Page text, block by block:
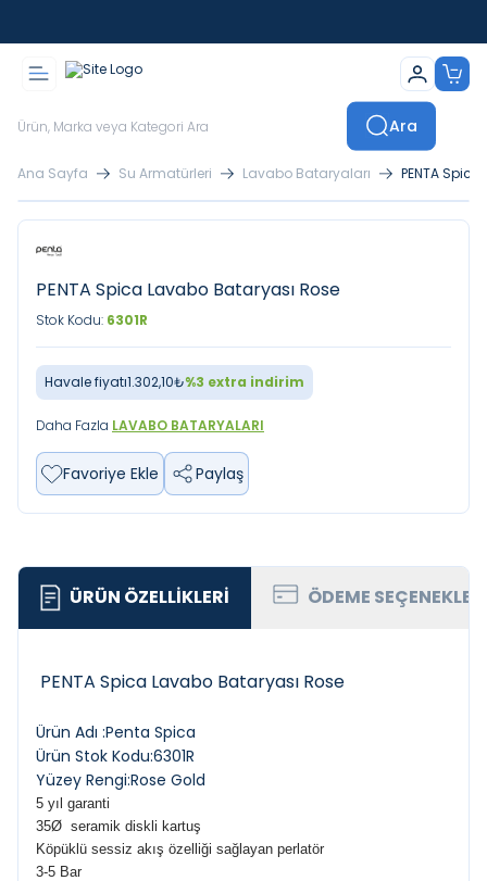
Ara
Ana Sayfa Su Armatürleri Lavabo Bataryaları PENTA
PENTA Spica Lavabo Bataryası Rose
Stok Kodu: 6301R
Havale fiyatı1.302,10₺%3 extra indirim
Daha Fazla LAVABO BATARYALARI
Favoriye Ekle Paylaş
ÜRÜN ÖZELLIKLERI ÖDEME
PENTA Spica Lavabo Bataryası Rose
Ürün Adı :Penta Spica
Ürün Stok Kodu:6301R
Yüzey Rengi:Rose Gold
5 yıl garanti
35Ø seramik diskli kartuş
Köpüklü sessiz akış özelliği sağlayan perlatör
3-5 Bar